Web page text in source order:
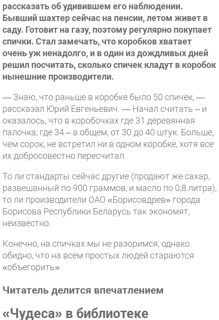
рассказать об удивившем его наблюдении.
Бывший шахтер сейчас на пенсии, летом живет в
саду. Готовит на газу, поэтому регулярно покупает
спички. Стал замечать, что коробков хватает
очень уж ненадолго, и в один из дождливых дней
решил посчитать, сколько спичек кладут в коробок
нынешние производители.
— Знаю, что раньше в коробке было 50 спичек, —
рассказал Юрий Евгеньевич. — Начал считать – и
оказалось, что в коробочках где 31 деревянная
палочка, где 34 – в общем, от 30 до 40 штук. Больше,
чем сорок, не встретил ни в одном коробке, хотя все
их добросовестно пересчитал.
То ли стандарты сейчас другие (продают же сахар,
развешанный по 900 граммов, и масло по 0,8 литра),
то ли производители ОАО «Борисовдрев» города
Борисова Республики Беларусь так экономят,
неизвестно.
Конечно, на спичках мы не разоримся, однако
обидно, что на всем простых людей стараются
«объегорить».
Читатель делится впечатлением
«Чудеса» в библиотеке